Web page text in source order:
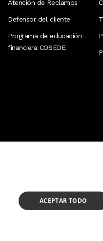
Atención de Reclamos
Defensor del cliente
Programa de educación
financiera COSEDE
ACEPTAR TODO